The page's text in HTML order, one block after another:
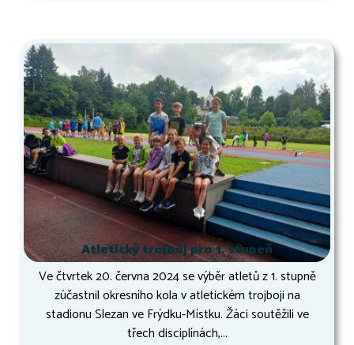
Atletický trojboj pro 1. stupeň
Ve čtvrtek 20. června 2024 se výběr atletů z 1. stupně
zúčastnil okresního kola v atletickém trojboji na
stadionu Slezan ve Frýdku-Místku. Žáci soutěžili ve
třech disciplínách,...